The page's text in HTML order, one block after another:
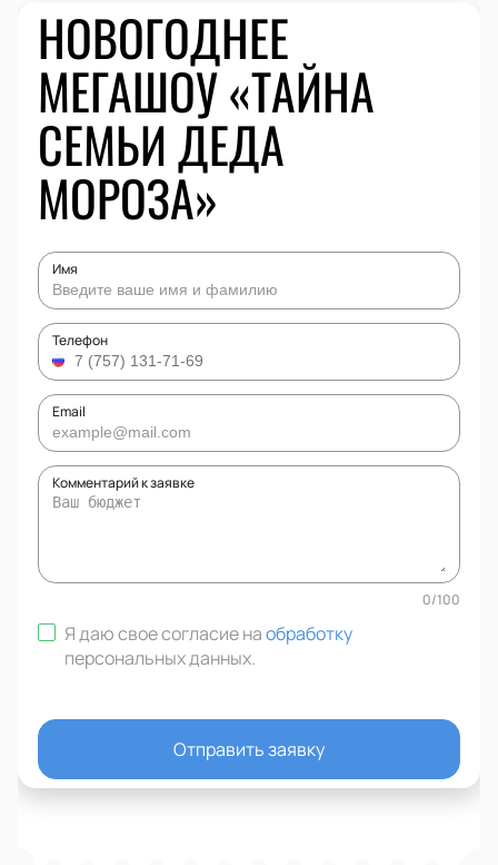
НОВОГОДНЕЕ
МЕГАШОУ «ТАЙНА
СЕМЬИ ДЕДА
МОРОЗА»
Имя
Телефон
Email
Комментарий к заявке
0/100
Я даю свое согласие наобработку
персональных данных.
Отправить заявку